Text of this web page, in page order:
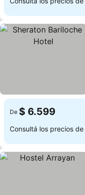
De $ 6.599
Consultá los precios de